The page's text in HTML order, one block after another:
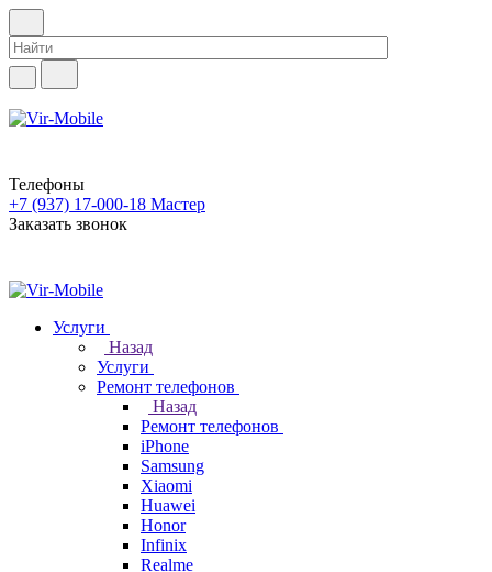
Телефоны
+7 (937) 17-000-18 Мастер
Заказать звонок
Услуги
Назад
Услуги
Ремонт телефонов
Назад
Ремонт телефонов
iPhone
Samsung
Xiaomi
Huawei
Honor
Infinix
Realme